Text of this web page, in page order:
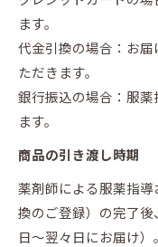
ます。
代金引換の場合：お
ただきます。
銀行振込の場合：服
ます。
商品の引き渡し時期
薬剤師による服薬指導
換のご登録）の完了
日～翌々日にお届け）